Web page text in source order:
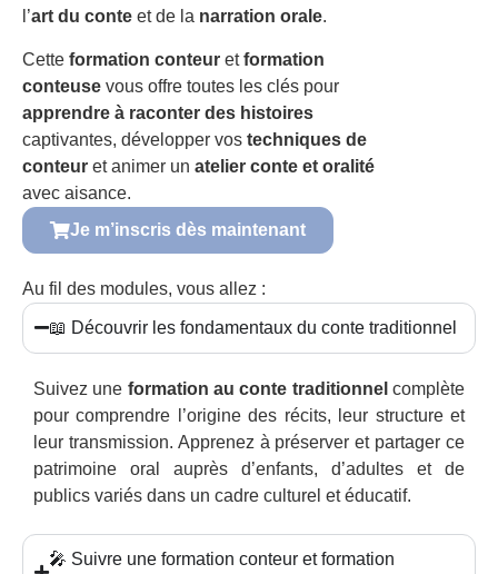
l’art du conte et de la narration orale.
Cette formation conteur etformation
conteuse vous offre toutes les clés pour
apprendre à raconter des histoires
captivantes, développer vos techniques de
conteur et animer un atelier conte et oralité
avec aisance.
Je m’inscris dès maintenant
Au fil des modules, vous allez :
📖 Découvrir les fondamentaux du conte traditionnel
Suivez une formation au conte traditionnel complète
pour comprendre l’origine des récits, leur structure et
leur transmission. Apprenez à préserver et partager ce
patrimoine oral auprès d’enfants, d’adultes et de
publics variés dans un cadre culturel et éducatif.
🎤 Suivre une formation conteur et formation